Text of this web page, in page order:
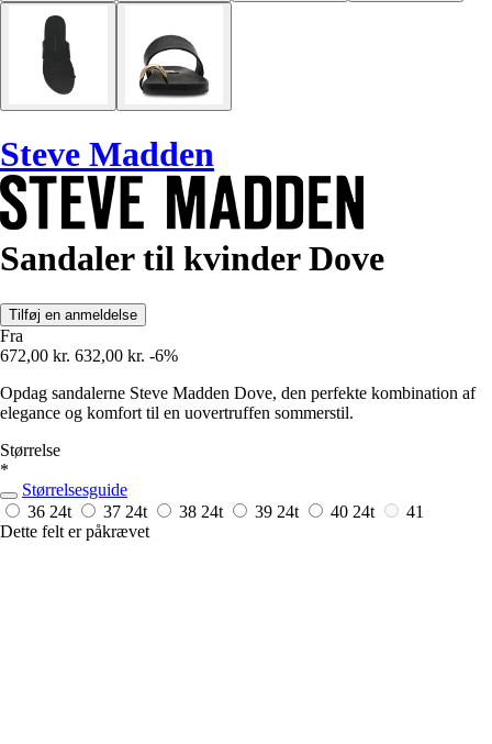
Steve Madden
Sandaler til kvinder Dove
Tilføj en anmeldelse
Fra
672,00 kr. 632,00 kr. -6%
Opdag sandalerne Steve Madden Dove, den perfekte kombination af
elegance og komfort til en uovertruffen sommerstil.
Størrelse
*
Størrelsesguide
36 24t 37 24t 38 24t 39 24t 40 24t
41
Dette felt er påkrævet